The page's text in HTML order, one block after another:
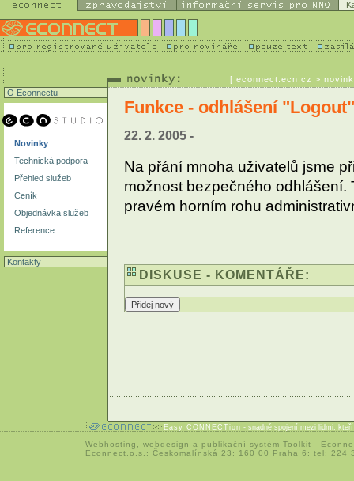
[ econnect.ecn.cz >
O Econnectu
Novinky
Technická podpora
Přehled služeb
Ceník
Objednávka služeb
Reference
Kontakty
Funkce - odhlášení
22. 2. 2005 -
Na přání mnoha uživatelů jsme
možnost bezpečného
pravém horním rohu
DISKUSE - KOMENTÁŘE:
Easy CONNECTion - snadné spojení mezi lidmi,
Webhosting webdesign a publikační systém Toolkit -
Econnect,o.s.; Českomalínská 23; 160 00 Praha 6; tel: 224